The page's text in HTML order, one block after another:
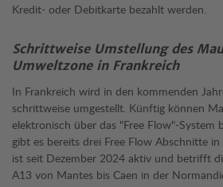
Kredit- oder Debitkarte bezahlt werden.
Schrittweise Umstellung des
Umweltzone in Frankreich
In Frankreich wird in den kommenden
schrittweise umgestellt. Künftig können
elektronisch über das "Free Flow"-System
gibt es bereits drei Free Flow Abschnitte
ist seit Dezember 2024 aktiv und betrifft
A13 von Mantes bis Caen in der